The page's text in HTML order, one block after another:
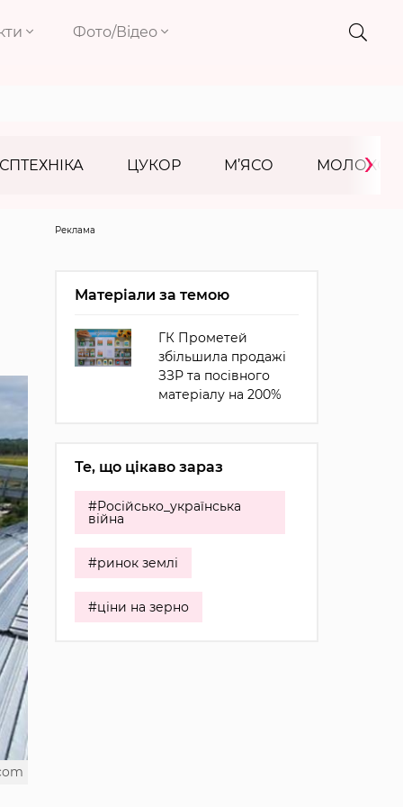
Фото/Відео
ЦУКОР М’ЯСО МОЛОКО
›
Реклама
Матеріали за темою
ГК Прометей
збільшила продажі
ЗЗР та посівного
матеріалу на 200%
Те, що цікаво зараз
#Російсько_українська
війна
#ринок землі
#ціни на зерно